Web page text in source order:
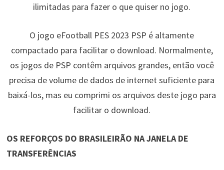
ilimitadas para fazer o que quiser no jogo.
O jogo eFootball PES 2023 PSP é altamente
compactado para facilitar o download. Normalmente,
os jogos de PSP contêm arquivos grandes, então você
precisa de volume de dados de internet suficiente para
baixá-los, mas eu comprimi os arquivos deste jogo para
facilitar o download.
OS REFORÇOS DO BRASILEIRÃO NA JANELA DE
TRANSFERÊNCIAS